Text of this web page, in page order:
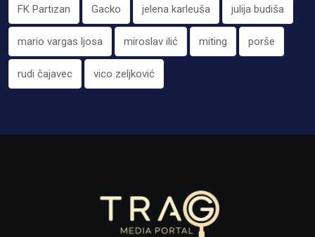
FK Partizan Gacko jelena karleuša julija budiša
mario vargas ljosa miroslav ilić miting porše
rudi čajavec vico zeljković